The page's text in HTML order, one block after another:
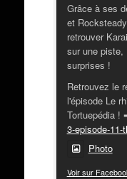
Grâce à ses
et
retrouver
sur une piste,
surprises !
Retrouvez le
l'épisode Le
Tortuepédia !
3-episode-11-
Photo
Voir sur